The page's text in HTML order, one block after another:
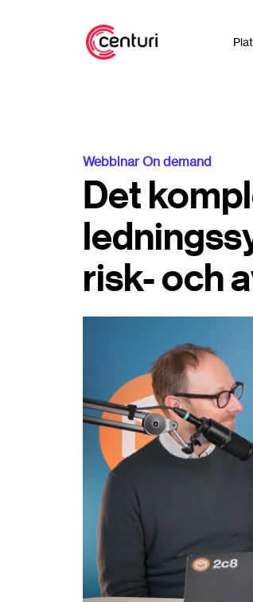
Webbinar On demand
Det
risk- och